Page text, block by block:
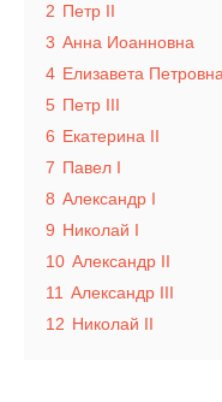
2 Петр II
3 Анна Иоанновна
4 Елизавета Петровна
5 Петр III
6 Екатерина II
7 Павел I
8 Александр I
9 Николай I
10 Александр II
11 Александр III
12 Николай II